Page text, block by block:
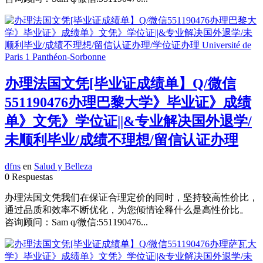
办理法国文凭[毕业证成绩单】Q/微信
551190476办理巴黎大学》毕业证》成绩
单》文凭》学位证||&专业解决国外退学/
未顺利毕业/成绩不理想/留信认证办理
dfns en Salud y Belleza
0 Respuestas
办理法国文凭我们在保证合理定价的同时，坚持较高性价比，
通过品质和效率不断优化，为您倾情诠释什么是高性价比。
咨询顾问：Sam q/微信:551190476...